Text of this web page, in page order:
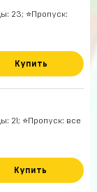
23; ⭐️Пропуск:
Купить
21; ⭐️Пропуск: все
Купить